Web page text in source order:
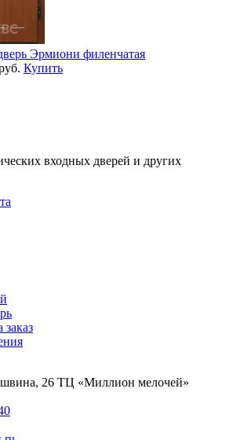
Эрмиони филенчатая
Купить
входных дверей и других
заказ
26 ТЦ «Миллион мелочей»